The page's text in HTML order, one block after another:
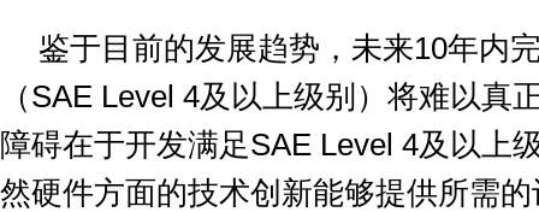
鉴于目前的发展趋势，未来10年内
（SAE Level 4及以上级别）将难以真
障碍在于开发满足SAE Level 4及以上
然硬件方面的技术创新能够提供所需